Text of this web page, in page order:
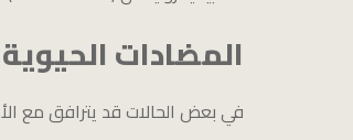
المضادات
في بعض الحالات قد يترافق مع